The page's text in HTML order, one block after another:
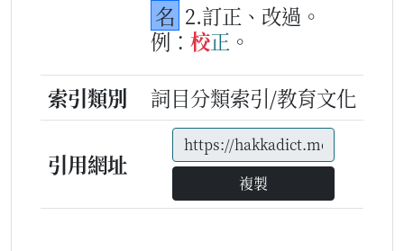
名 2.訂正、改過。
例： 校正 。
索引類別
詞目分類索引/教育文化
引用網址
複製